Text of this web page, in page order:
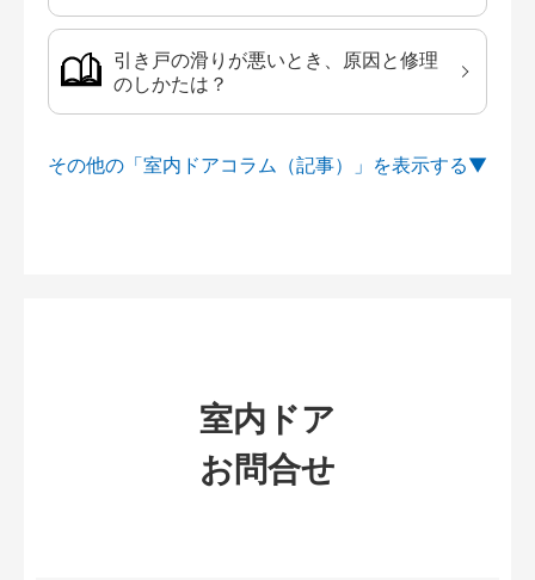
引き戸の滑りが悪いとき、原因と修理
のしかたは？
その他の「室内ドアコラム（記事）」を
室内ドア
お問合せ